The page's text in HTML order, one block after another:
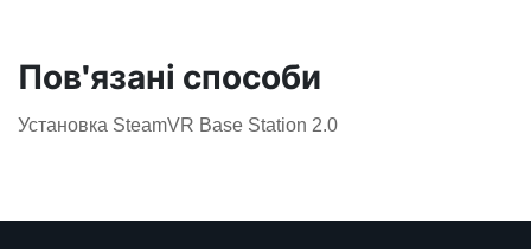
Пов'язані способи
Установка SteamVR Base Station 2.0